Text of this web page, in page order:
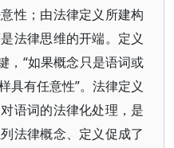
性；由法律定义所建构
法律思维的开端。定义
，“如果概念只是语词或
具有任意性”。法律定义
语词的法律化处理，是
法律概念、定义促成了